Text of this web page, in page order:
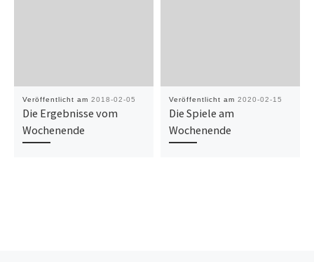
Veröffentlicht am 2018-02-05
Die Ergebnisse vom
Wochenende
Veröffentlicht am 2020-02-15
Die Spiele am
Wochenende